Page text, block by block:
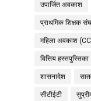
उपार्जित अवकाश
प्राथमिक शिक्षक संघ
महिला अवकाश
वित्तिय हस्तपुस्तिका
शासनादेश
सीटीईटी